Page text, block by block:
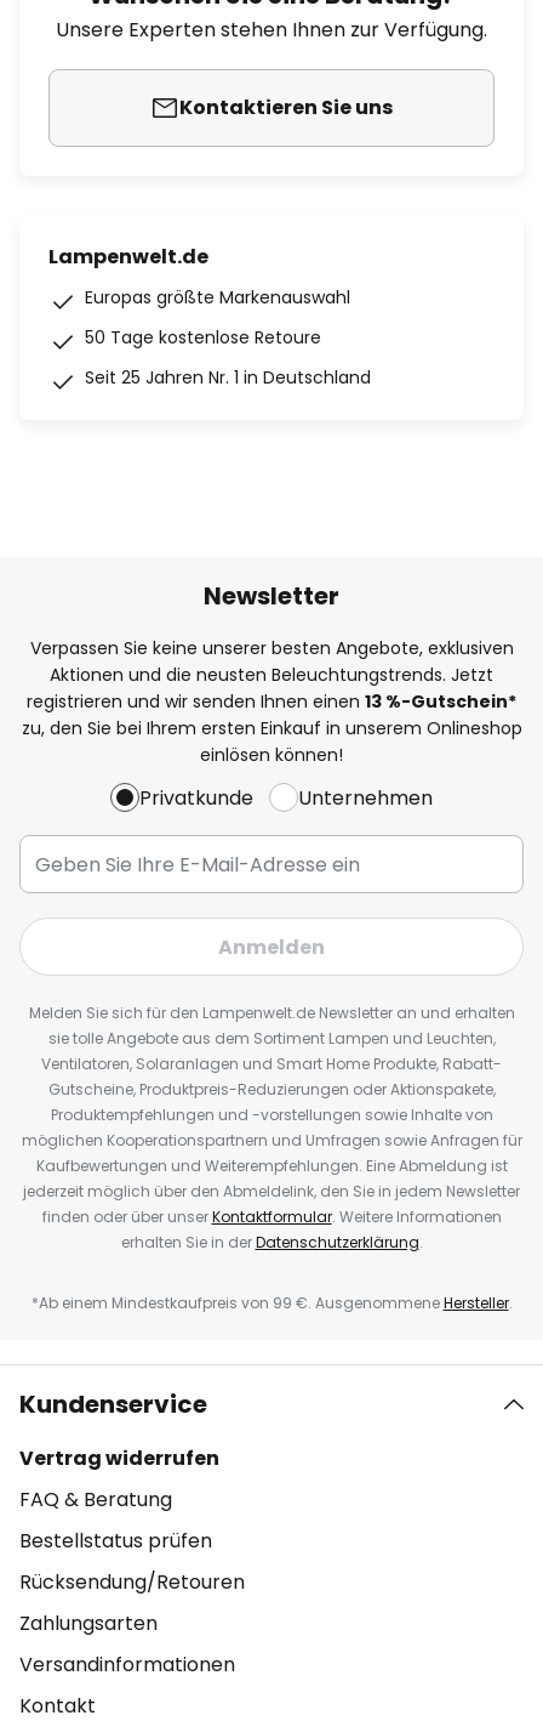
Unsere Experten stehen Ihnen zur Verfügung.
Kontaktieren Sie uns
Lampenwelt.de
Europas größte Markenauswahl
50 Tage kostenlose Retoure
Seit 25 Jahren Nr. 1 in Deutschland
Newsletter
Verpassen Sie keine unserer besten Angebote, exklusiven
Aktionen und die neusten Beleuchtungstrends. Jetzt
registrieren und wir senden Ihnen einen 13 %-Gutschein*
zu, den Sie bei Ihrem ersten Einkauf in unserem Onlineshop
einlösen können!
Privatkunde Unternehmen
Anmelden
Melden Sie sich für den Lampenwelt.de Newsletter an und erhalten
sie tolle Angebote aus dem Sortiment Lampen und Leuchten,
Ventilatoren, Solaranlagen und Smart Home Produkte, Rabatt-
Gutscheine, Produktpreis-Reduzierungen oder Aktionspakete,
Produktempfehlungen und -vorstellungen sowie Inhalte von
möglichen Kooperationspartnern und Umfragen sowie Anfragen für
Kaufbewertungen und Weiterempfehlungen. Eine Abmeldung ist
jederzeit möglich über den Abmeldelink, den Sie in jedem Newsletter
finden oder über unserKontaktformular. Weitere Informationen
erhalten Sie in derDatenschutzerklärung.
*Ab einem Mindestkaufpreis von 99 €. AusgenommeneHersteller.
Kundenservice
Vertrag widerrufen
FAQ & Beratung
Bestellstatus prüfen
Rücksendung/Retouren
Zahlungsarten
Versandinformationen
Kontakt